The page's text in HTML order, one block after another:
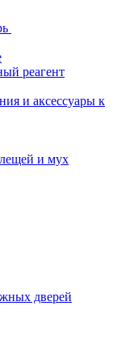
реагент
и аксессуары к
и мух
дверей